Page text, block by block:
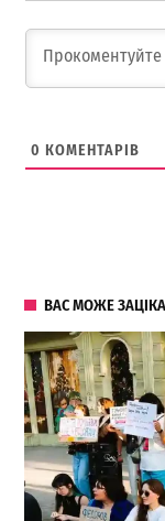
0 КОМЕНТАРІВ
ВАС МОЖЕ